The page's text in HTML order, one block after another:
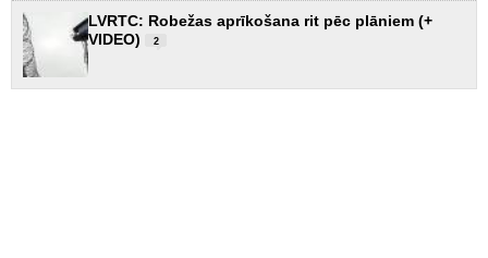
LVRTC: Robežas aprīkošana rit pēc plāniem (+
VIDEO)
2